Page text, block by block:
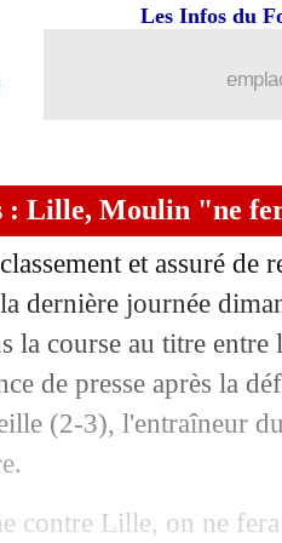
Les Infos du
: Lille, Moulin "ne
et assuré de
dernière journée
la course au titre entre
de presse après la
(2-3), l'entraîneur
contre Lille, on ne
disputer l'Euro
pour l'Euro
présenté comme
un
la confidence de
devant le
de la nervosité